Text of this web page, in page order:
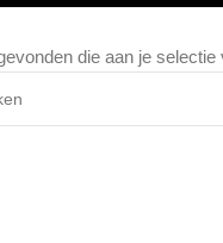
die aan je selectie